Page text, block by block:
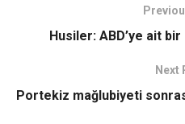
Husiler: ABD’ye ait
Next
Portekiz mağlubiyeti